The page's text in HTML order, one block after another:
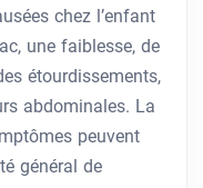
chez l’enfant
une faiblesse, de
étourdissements,
abdominales. La
peuvent
général de